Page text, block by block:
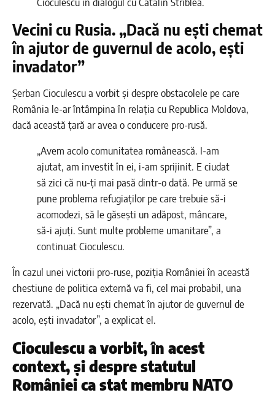
Vecini cu Rusia. „Dacă nu ești chemat
în ajutor de guvernul de acolo, ești
invadator”
Șerban Cioculescu a vorbit și despre obstacolele pe care
România le-ar întâmpina în relația cu Republica Moldova,
dacă această țară ar avea o conducere pro-rusă.
„Avem acolo comunitatea românească. I-am
ajutat, am investit în ei, i-am sprijinit. E ciudat
să zici că nu-ți mai pasă dintr-o dată. Pe urmă se
pune problema refugiaților pe care trebuie să-i
acomodezi, să le găsești un adăpost, mâncare,
să-i ajuți. Sunt multe probleme umanitare”, a
continuat Cioculescu.
În cazul unei victorii pro-ruse, poziția României în această
chestiune de politica externă va fi, cel mai probabil, una
rezervată. „Dacă nu ești chemat în ajutor de guvernul de
acolo, ești invadator”, a explicat el.
Cioculescu a vorbit, în acest
context, și despre statutul
României ca stat membru NATO